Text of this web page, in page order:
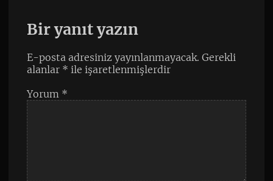
Bir yanıt yazın
E-posta adresiniz yayınlanmayacak. Gerekli
alanlar * ile işaretlenmişlerdir
Yorum *